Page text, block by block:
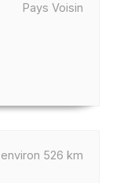
Pays Voisin
environ 526 km